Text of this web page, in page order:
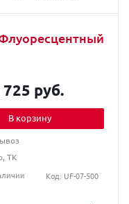
725 руб.
В корзину
ТК
Код: UF-07-500